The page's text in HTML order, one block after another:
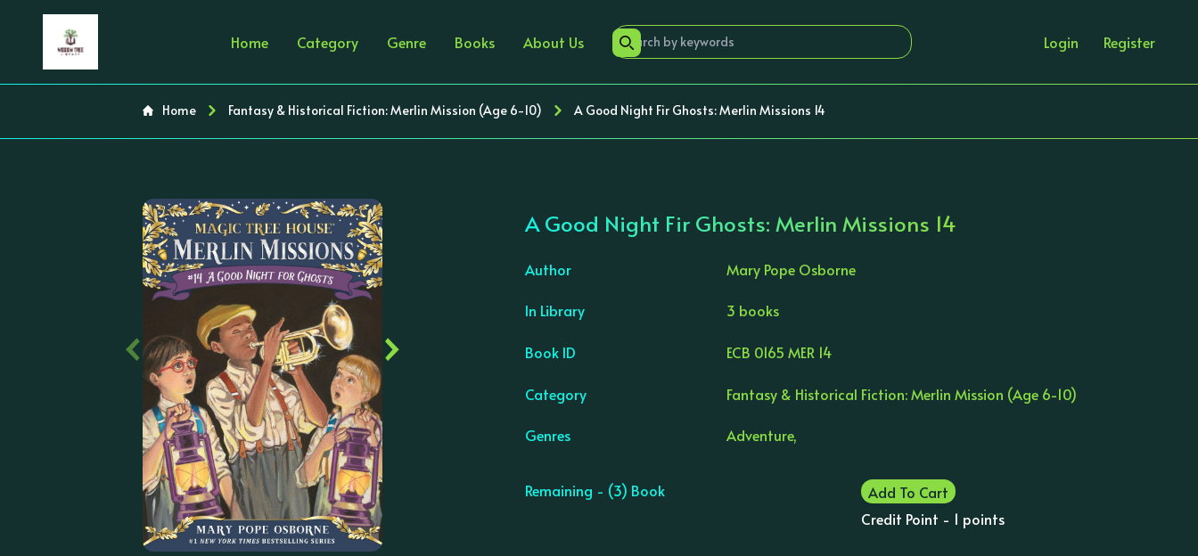
Home Category Genre Books About Us Login Register
Home Fantasy & Historical Fiction: Merlin Mission (Age 6-10) A Good Night Fir Ghosts: Merlin Missions 14
‹ ›
A Good Night Fir Ghosts: Merlin Missions 14
Author Mary Pope Osborne
In Library 3 books
Book ID ECB 0165 MER 14
Category Fantasy & Historical Fiction: Merlin Mission (Age 6-10)
Genres Adventure,
Remaining - (3) Book
Add To Cart
Credit Point - 1 points